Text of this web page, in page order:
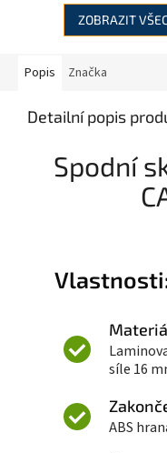
ZOBRAZIT
Popis Značka
Detailní popis
Spodní
síle 16
ABS